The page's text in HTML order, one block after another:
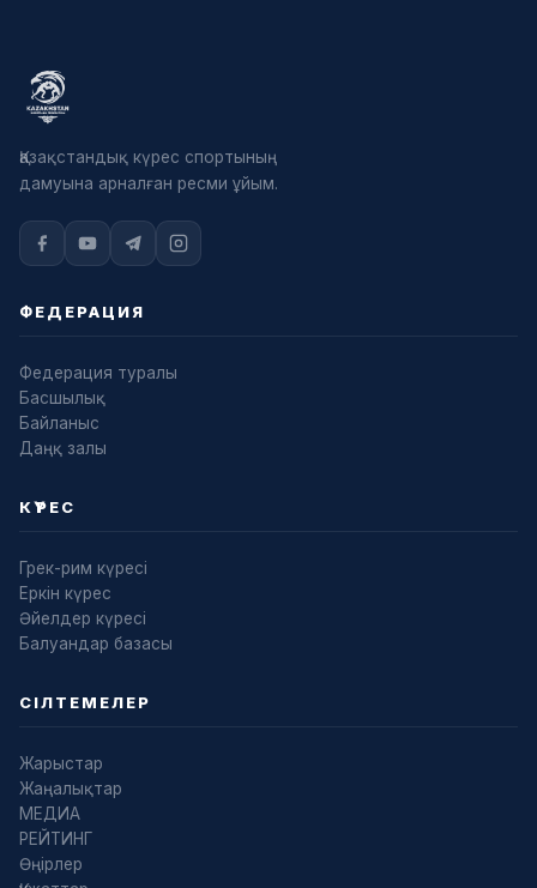
Қазақстандық күрес спортының
дамуына арналған ресми ұйым.
ФЕДЕРАЦИЯ
Федерация туралы
Басшылық
Байланыс
Даңқ залы
КҮРЕС
Грек-рим күресі
Еркін күрес
Әйелдер күресі
Балуандар базасы
СІЛТЕМЕЛЕР
Жарыстар
Жаңалықтар
МЕДИА
РЕЙТИНГ
Өңірлер